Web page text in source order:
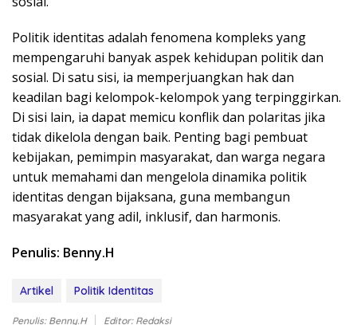
Politik identitas adalah fenomena kompleks yang
mempengaruhi banyak aspek kehidupan politik dan
sosial. Di satu sisi, ia memperjuangkan hak dan
keadilan bagi kelompok-kelompok yang terpinggirkan.
Di sisi lain, ia dapat memicu konflik dan polaritas jika
tidak dikelola dengan baik. Penting bagi pembuat
kebijakan, pemimpin masyarakat, dan warga negara
untuk memahami dan mengelola dinamika politik
identitas dengan bijaksana, guna membangun
masyarakat yang adil, inklusif, dan harmonis.
Penulis: Benny.H
Artikel Politik Identitas
Penulis: Benny.H Editor: Redaksi